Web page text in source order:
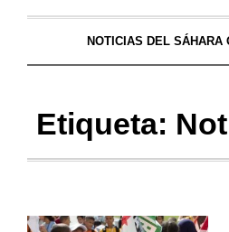
NOTICIAS DEL SÁHARA
Etiqueta: